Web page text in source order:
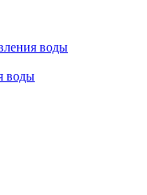
воды
воды